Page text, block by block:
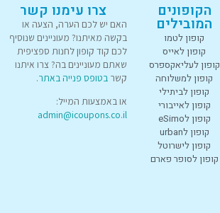
הקופונים
המובילים
קופון לטמו
קופון לאייס
קופון לעליאקספרס
קופון למשלוחה
קופון לביתילי
קופון לאייבורי
קופון לeSimo
קופון לurban
קופון לישרוטל
קופון לסופר פארם
צרו עימנו קשר
האם יש לכם הערה, הצעה או
בקשה מאיתנו? מעוניינים שנוסיף
לכם קוד קופון לחנות ספציפית
שאתם מעוניינים בה? צרו איתנו
קשר בטופס פנייה באתר.
או באמצעות המייל:
admin@icoupons.co.il